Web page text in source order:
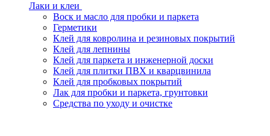
Лаки и клеи
Воск и масло для пробки и паркета
Герметики
Клей для ковролина и резиновых покрытий
Клей для лепнины
Клей для паркета и инженерной доски
Клей для плитки ПВХ и кварцвинила
Клей для пробковых покрытий
Лак для пробки и паркета, грунтовки
Средства по уходу и очистке